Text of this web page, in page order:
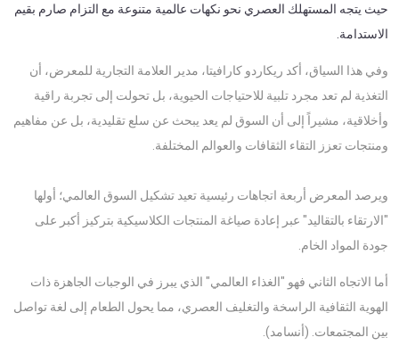
حيث يتجه المستهلك العصري نحو نكهات عالمية متنوعة مع التزام صارم بقيم
الاستدامة.
وفي هذا السياق، أكد ريكاردو كارافيتا، مدير العلامة التجارية للمعرض، أن
التغذية لم تعد مجرد تلبية للاحتياجات الحيوية، بل تحولت إلى تجربة راقية
وأخلاقية، مشيراً إلى أن السوق لم يعد يبحث عن سلع تقليدية، بل عن مفاهيم
ومنتجات تعزز التقاء الثقافات والعوالم المختلفة.
ويرصد المعرض أربعة اتجاهات رئيسية تعيد تشكيل السوق العالمي؛ أولها
"الارتقاء بالتقاليد" عبر إعادة صياغة المنتجات الكلاسيكية بتركيز أكبر على
جودة المواد الخام.
أما الاتجاه الثاني فهو "الغذاء العالمي" الذي يبرز في الوجبات الجاهزة ذات
الهوية الثقافية الراسخة والتغليف العصري، مما يحول الطعام إلى لغة تواصل
بين المجتمعات. (أنسامد).